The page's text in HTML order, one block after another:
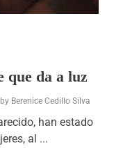
que da a luz
by Berenice Cedillo Silva
han estado
al ...